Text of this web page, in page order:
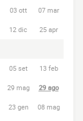
03 ott 07 mar
12 dic 25 apr
05 set 13 feb
29 mag 29 ago
23 gen 08 mag